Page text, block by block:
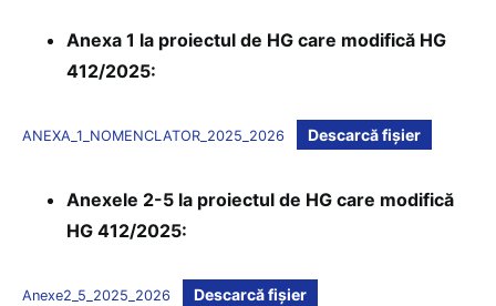
Anexa 1 la proiectul de HG care modifică HG
412/2025:
ANEXA_1_NOMENCLATOR_2025_2026 Descarcă fișier
Anexele 2-5 la proiectul de HG care modifică
HG 412/2025:
Anexe2_5_2025_2026 Descarcă fișier